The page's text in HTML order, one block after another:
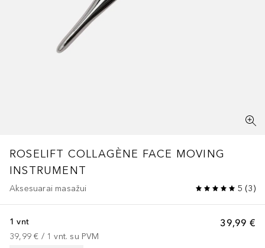
ROSELIFT COLLAGÈNE FACE MOVING
INSTRUMENT
Aksesuarai masažui 5 (3)
39,99 €
1 vnt
39,99 € / 1 vnt. su PVM